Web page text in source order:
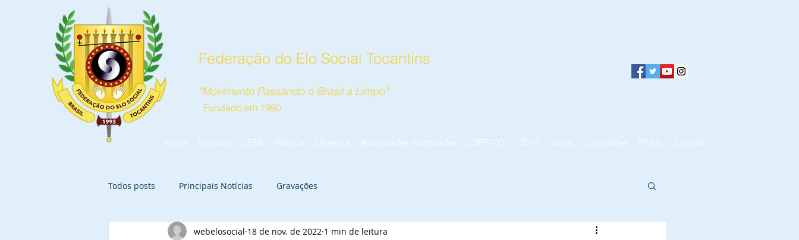
Federação do Elo Social Tocantins
"Movimento Passando o Brasil a Limpo"
Fundado em 1990
Home Notícias CESB História Diretoria Autoridades Notificadas CSRP-TO LZS10 Social Comissões TV Elo Contato
Todos posts Principais Notícias Gravações
webelosocial 18 de nov. de 2022 1 min de leitura